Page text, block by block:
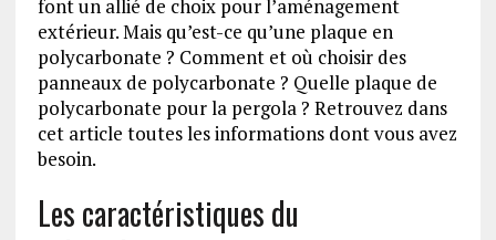
font un allié de choix pour l’aménagement
extérieur. Mais qu’est-ce qu’une plaque en
polycarbonate ? Comment et où choisir des
panneaux de polycarbonate ? Quelle plaque de
polycarbonate pour la pergola ? Retrouvez dans
cet article toutes les informations dont vous avez
besoin.
Les caractéristiques du